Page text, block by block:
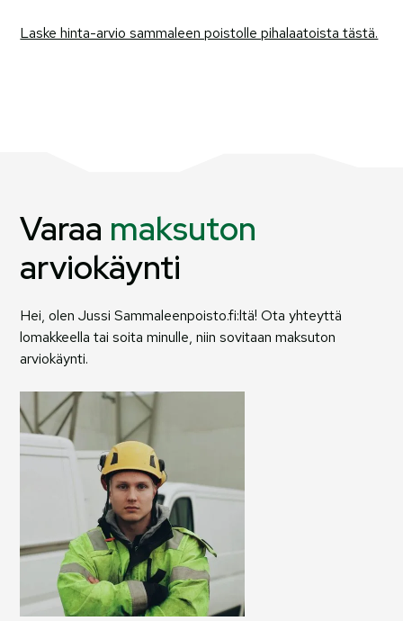
Laske hinta-arvio sammaleen poistolle pihalaatoista tästä.
Varaa maksuton
arviokäynti
Hei, olen Jussi Sammaleenpoisto.fi:ltä! Ota yhteyttä
lomakkeella tai soita minulle, niin sovitaan maksuton
arviokäynti.